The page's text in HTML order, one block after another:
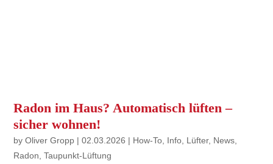
Radon im Haus? Automatisch lüften –
sicher wohnen!
byOliver Gropp |02.03.2026 | How-To Info Lüfter, News
Radon ,Taupunkt-Lüftung